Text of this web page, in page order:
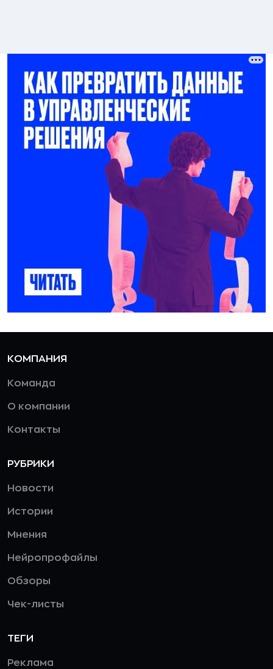
КОМПАНИЯ
Команда
О компании
Контакты
РУБРИКИ
Новости
Истории
Мнения
Нейропрофайлы
Обзоры
Чек-листы
ТЕГИ
Реклама